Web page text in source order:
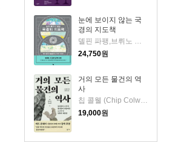
눈에 보이지 않는 국
경의 지도책
델핀 파팽,브뤼노 테르트레,세마르탱 라보르드 저/이수진 역
24,750원
거의 모든 물건의 역
사
칩 콜웰 (Chip Colwell) 저김병화 역
19,000원